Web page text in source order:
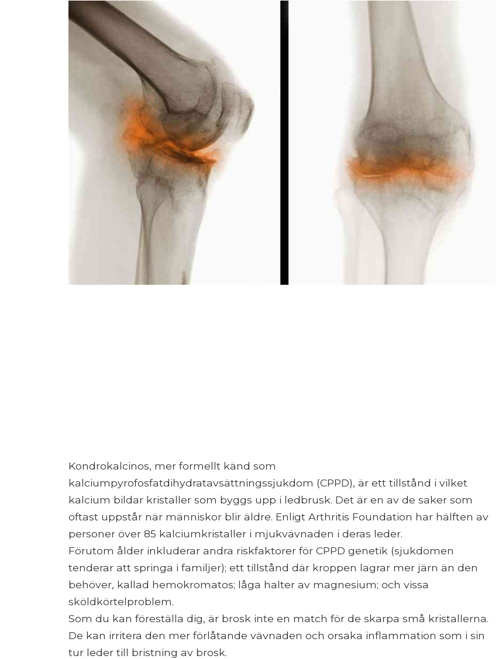
Kondrokalcinos, mer formellt känd som
kalciumpyrofosfatdihydratavsättningssjukdom (CPPD), är ett tillstånd i vilket
kalcium bildar kristaller som byggs upp i ledbrusk. Det är en av de saker som
oftast uppstår när människor blir äldre. Enligt Arthritis Foundation har hälften av
personer över 85 kalciumkristaller i mjukvävnaden i deras leder.
Förutom ålder inkluderar andra riskfaktorer för CPPD genetik (sjukdomen
tenderar att springa i familjer); ett tillstånd där kroppen lagrar mer järn än den
behöver, kallad hemokromatos; låga halter av magnesium; och vissa
sköldkörtelproblem.
Som du kan föreställa dig, är brosk inte en match för de skarpa små kristallerna.
De kan irritera den mer förlåtande vävnaden och orsaka inflammation som i sin
tur leder till bristning av brosk.